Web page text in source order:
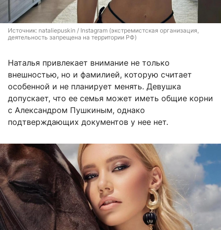
Источник: nataliepuskin / Instagram (экстремистская организация,
деятельность запрещена на территории РФ)
Наталья привлекает внимание не только
внешностью, но и фамилией, которую считает
особенной и не планирует менять. Девушка
допускает, что ее семья может иметь общие корни
с Александром Пушкиным, однако
подтверждающих документов у нее нет.